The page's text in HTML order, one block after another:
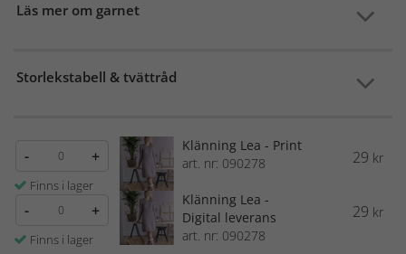
Läs mer om garnet
Storlekstabell & tvättråd
- +
Finns i lager
Klänning Lea - Print
art. nr: 090278
29 kr
- +
Finns i lager
Klänning Lea -
Digital leverans
art. nr: 090278
29 kr